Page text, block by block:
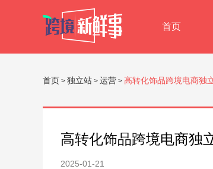
首页
首页 > 独立站 > 运营 > 高转化饰品跨境电商独
高转化饰品跨境电商独
2025-01-21